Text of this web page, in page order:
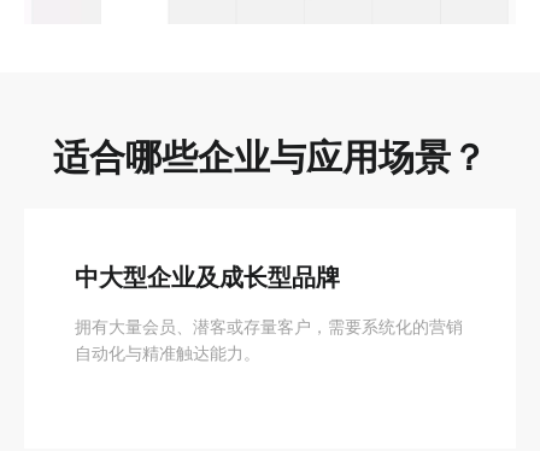
适合哪些企业与应用场景？
中大型企业及成长型品牌
拥有大量会员、潜客或存量客户，需要系统化的营销
自动化与精准触达能力。